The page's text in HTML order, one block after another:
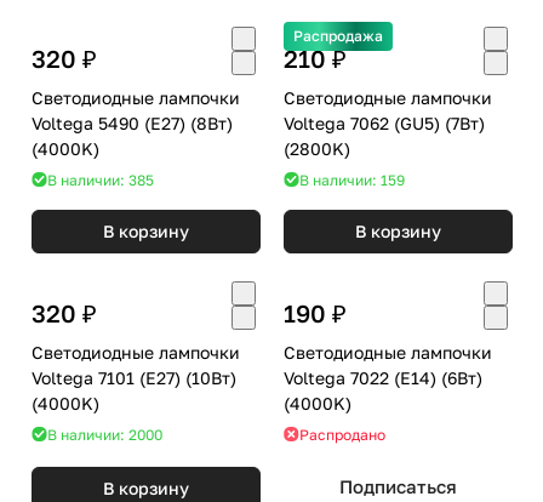
320 ₽
Светодиодные лампочки
Voltega 5490 (E27) (8Вт)
(4000K)
В наличии: 385
В корзину
Распродажа
210 ₽
Светодиодные лампочки
Voltega 7062 (GU5) (7Вт)
(2800K)
В наличии: 159
В корзину
320 ₽
Светодиодные лампочки
Voltega 7101 (E27) (10Вт)
(4000K)
В наличии: 2000
В корзину
190 ₽
Светодиодные лампочки
Voltega 7022 (E14) (6Вт)
(4000K)
Распродано
Подписаться